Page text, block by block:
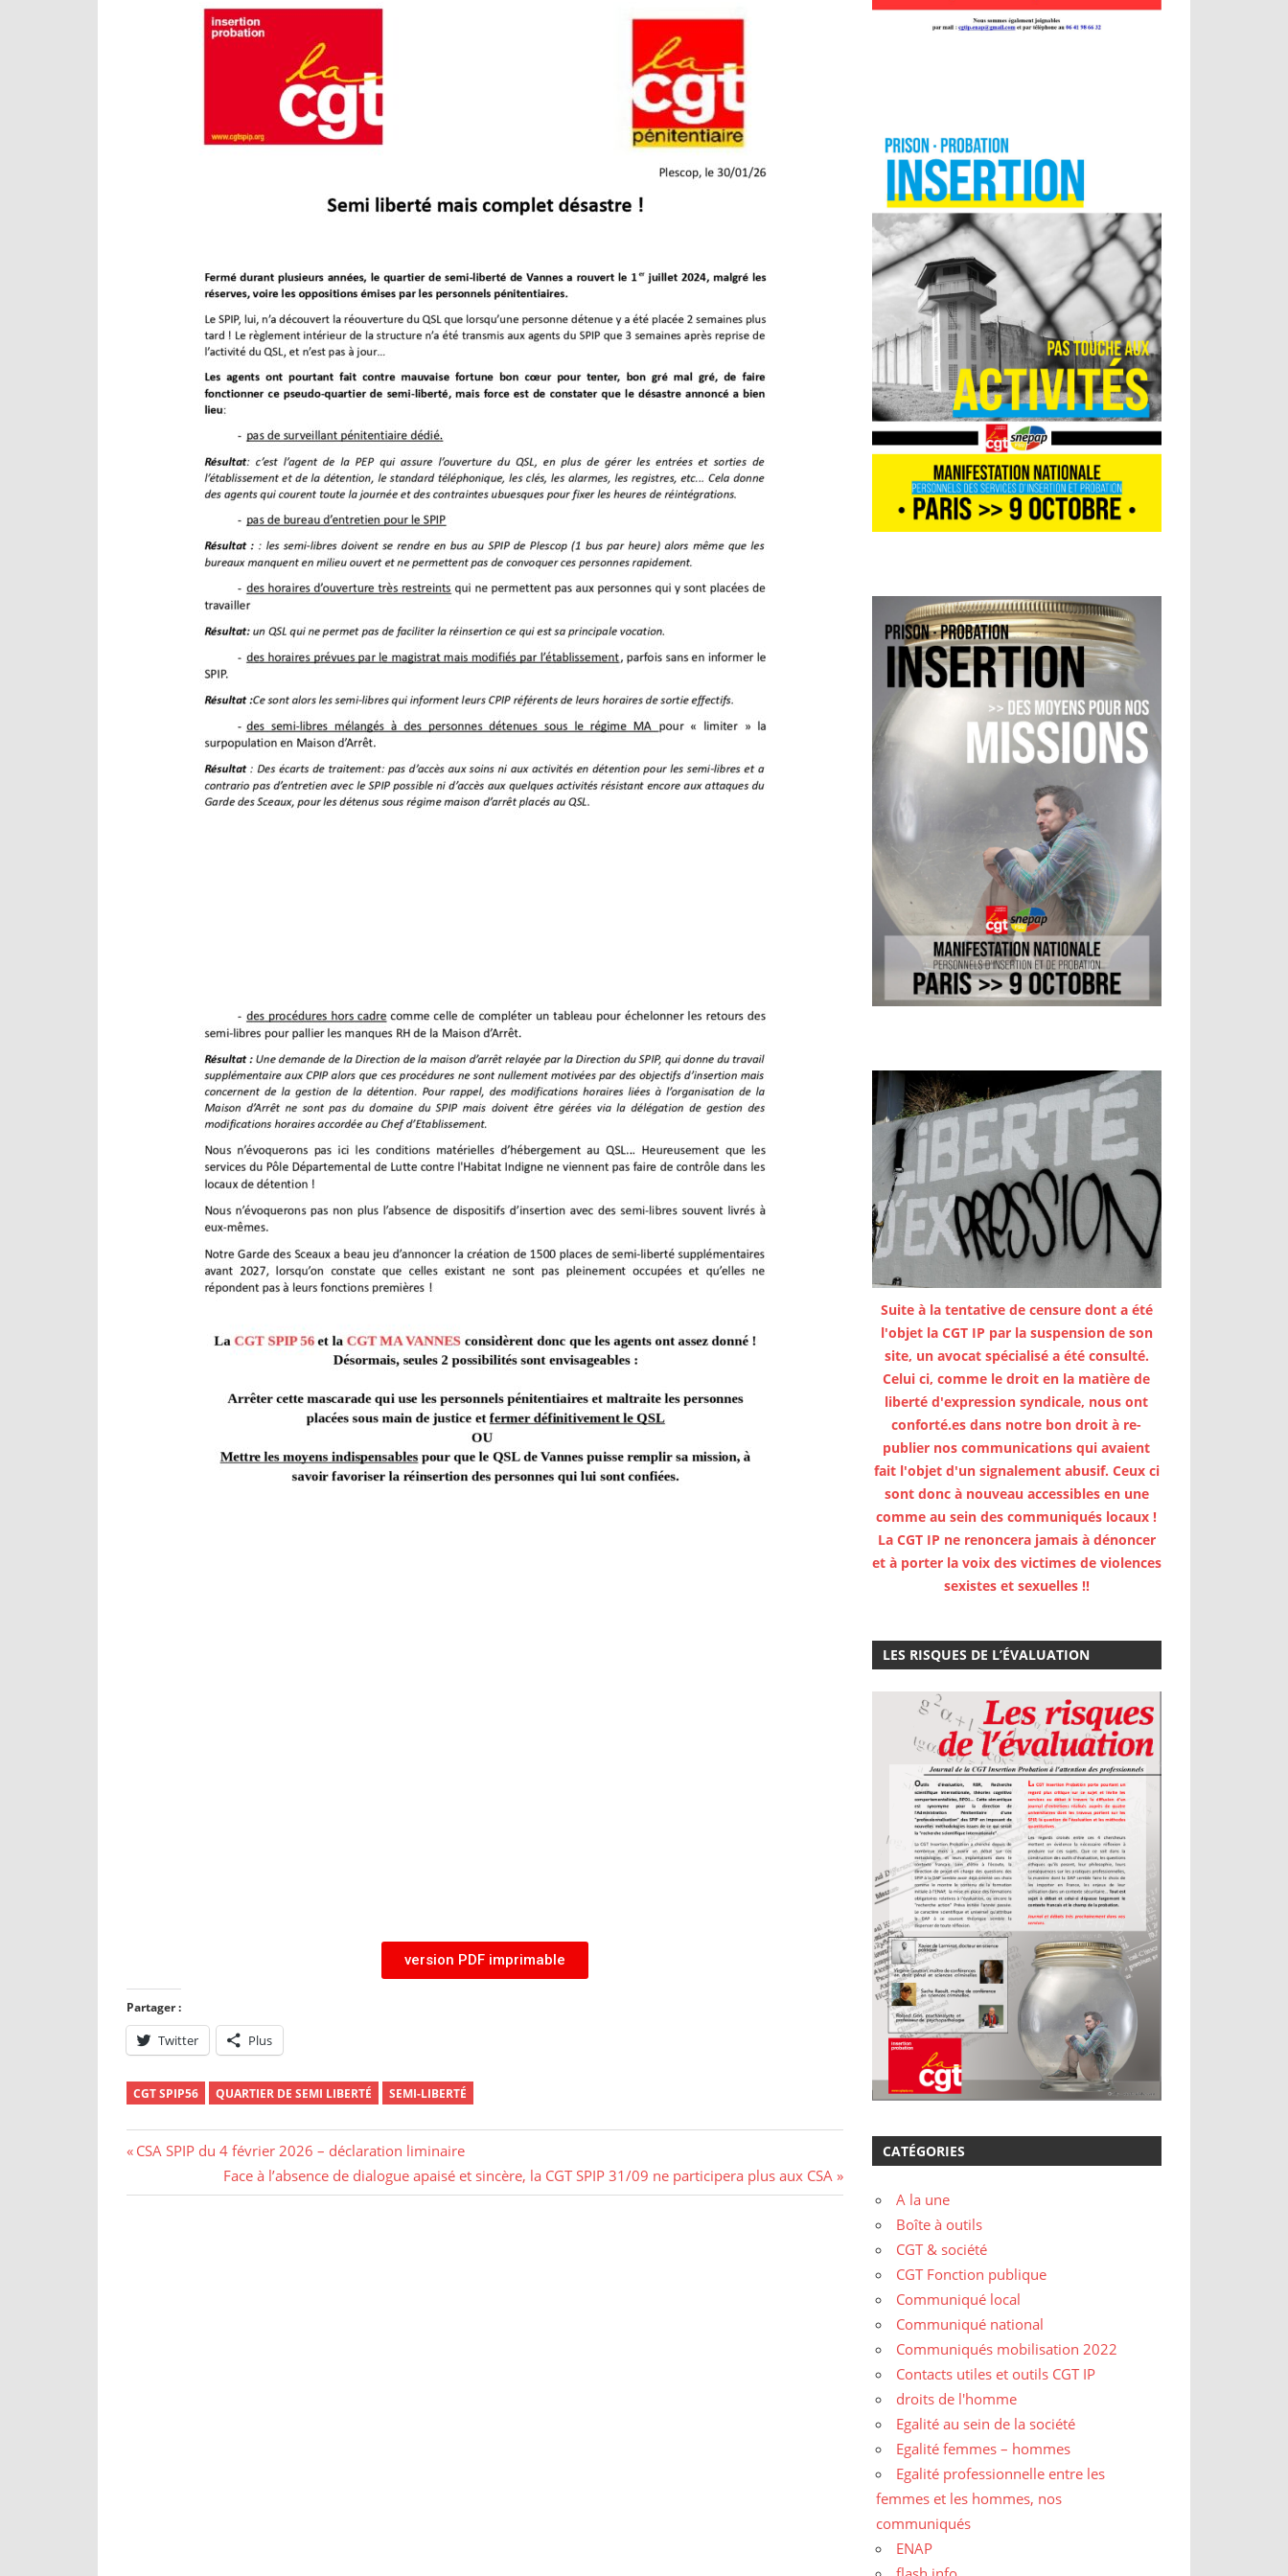
version PDF imprimable
Partager :
Twitter Plus
CGT SPIP56 QUARTIER DE SEMI LIBERTÉ SEMI-LIBERTÉ
CSA SPIP du 4 février 2026 – déclaration liminaire
Face à l’absence de dialogue apaisé et sincère, la CGT SPIP 31/09 ne participera plus aux CSA
Suite à la tentative de censure dont a été
l'objet la CGT IP par la suspension de son
site, un avocat spécialisé a été consulté.
Celui ci, comme le droit en la matière de
liberté d'expression syndicale, nous ont
conforté.es dans notre bon droit à re-
publier nos communications qui avaient
fait l'objet d'un signalement abusif. Ceux ci
sont donc à nouveau accessibles en une
comme au sein des communiqués locaux !
La CGT IP ne renoncera jamais à dénoncer
et à porter la voix des victimes de violences
sexistes et sexuelles !!
LES RISQUES DE L’ÉVALUATION
CATÉGORIES
A la une
Boîte à outils
CGT & société
CGT Fonction publique
Communiqué local
Communiqué national
Communiqués mobilisation 2022
Contacts utiles et outils CGT IP
droits de l'homme
Egalité au sein de la société
Egalité femmes – hommes
Egalité professionnelle entre les
femmes et les hommes, nos
communiqués
ENAP